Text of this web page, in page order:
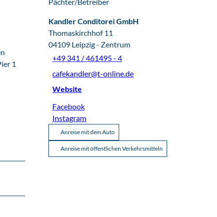
1
Kandler Conditorei GmbH
Thomaskirchhof 11
04109 Leipzig- Zentrum
+49 341 / 461495 - 4
cafekandler@t-online.de
Website
Facebook
Instagram
Anreise mit dem Auto
Anreise mit öffentlichen Verkehrsmitteln